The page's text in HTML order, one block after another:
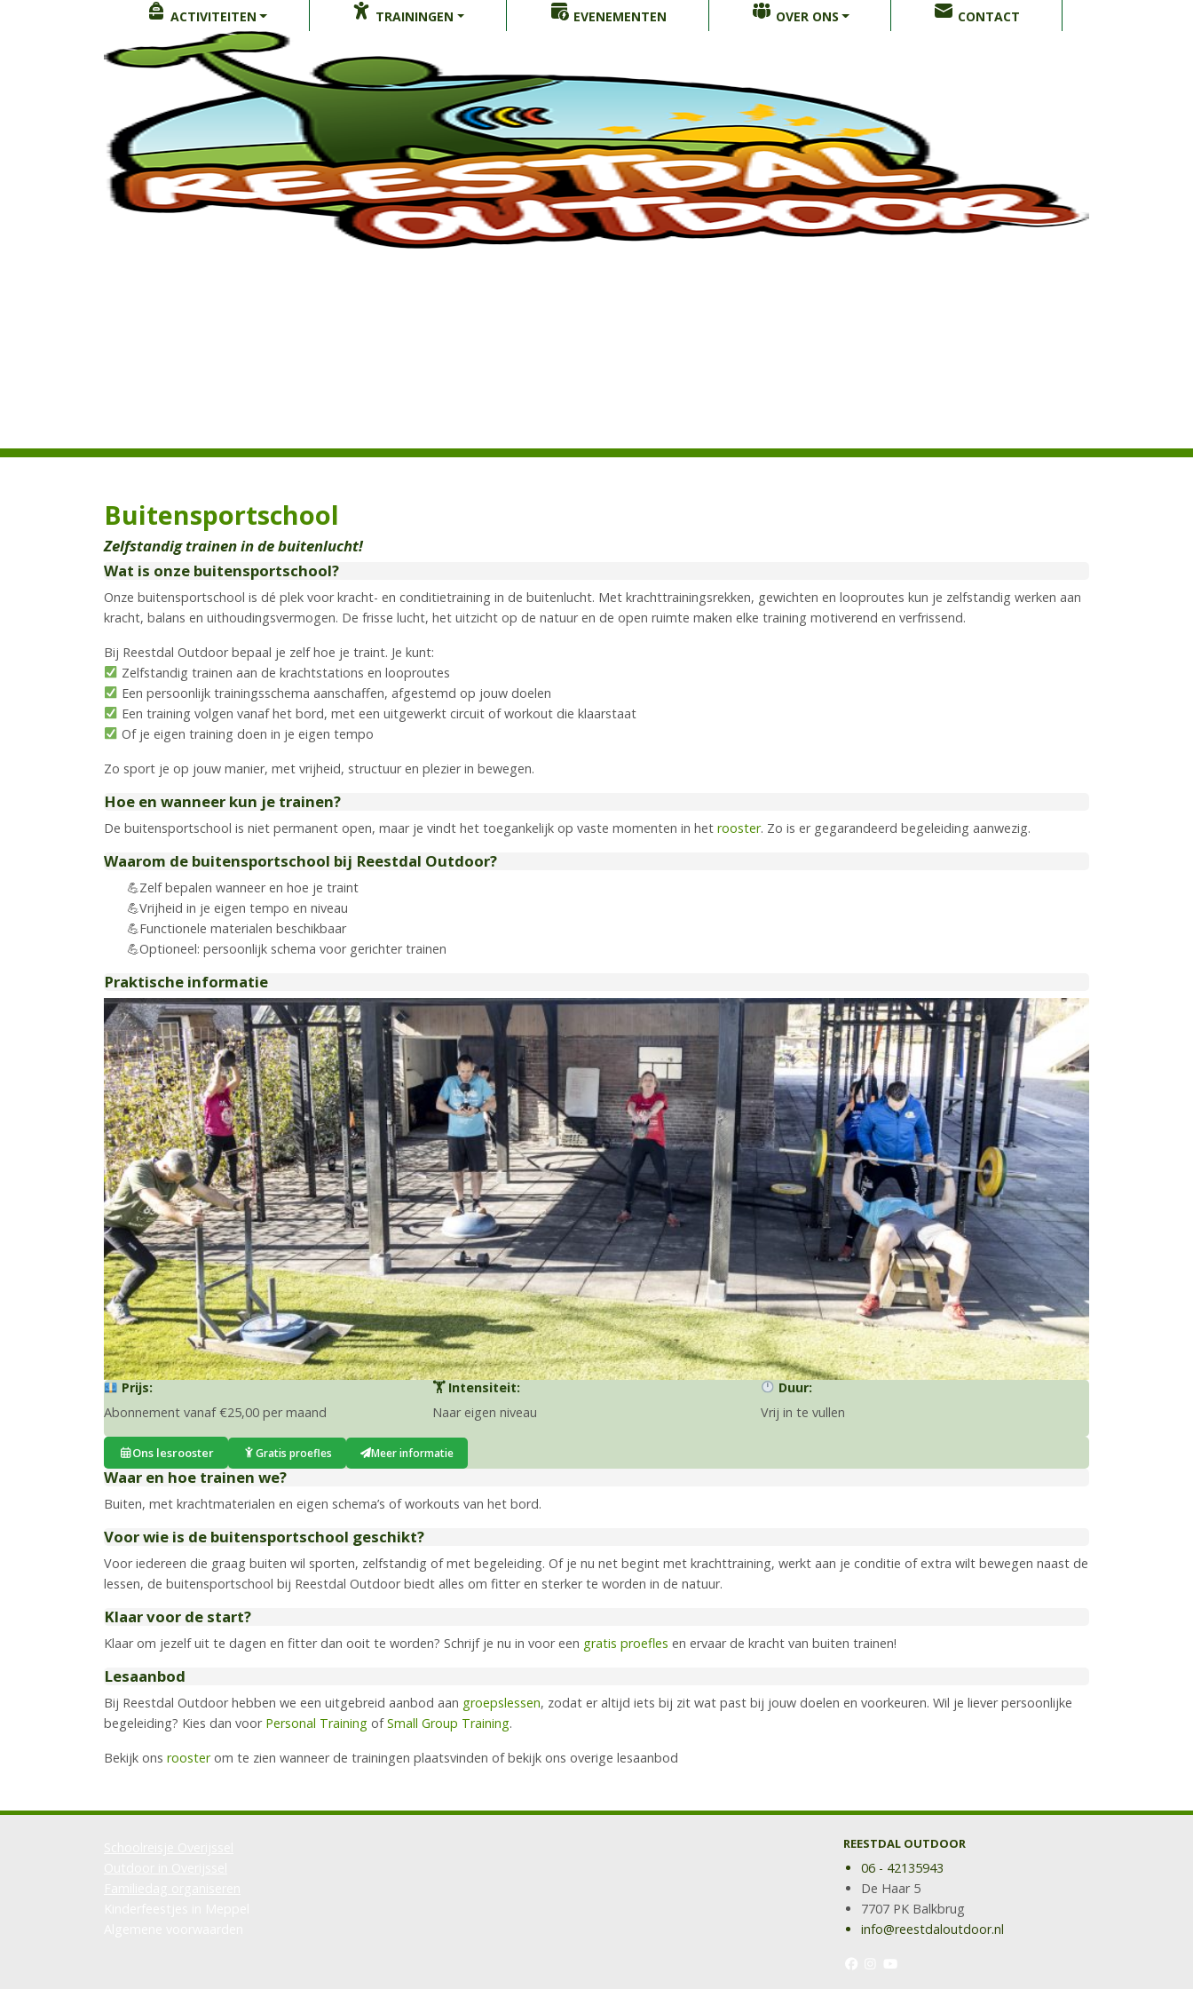
ACTIVITEITEN TRAININGEN EVENEMENTEN OVER ONS CONTACT
Buitensportschool
Zelfstandig trainen in de buitenlucht!
Wat is onze buitensportschool?
Onze buitensportschool is dé plek voor kracht- en conditietraining in de buitenlucht. Met krachttrainingsrekken, gewichten en looproutes kun je zelfstandig werken aan
kracht, balans en uithoudingsvermogen. De frisse lucht, het uitzicht op de natuur en de open ruimte maken elke training motiverend en verfrissend.
Bij Reestdal Outdoor bepaal je zelf hoe je traint. Je kunt:
Zelfstandig trainen aan de krachtstations en looproutes
Een persoonlijk trainingsschema aanschaffen, afgestemd op jouw doelen
Een training volgen vanaf het bord, met een uitgewerkt circuit of workout die klaarstaat
Of je eigen training doen in je eigen tempo
Zo sport je op jouw manier, met vrijheid, structuur en plezier in bewegen.
Hoe en wanneer kun je trainen?
De buitensportschool is niet permanent open, maar je vindt het toegankelijk op vaste momenten in het rooster. Zo is er gegarandeerd begeleiding aanwezig.
Waarom de buitensportschool bij Reestdal Outdoor?
Zelf bepalen wanneer en hoe je traint
Vrijheid in je eigen tempo en niveau
Functionele materialen beschikbaar
Optioneel: persoonlijk schema voor gerichter trainen
Praktische informatie
Prijs:
Abonnement vanaf €25,00 per maand
🏋️ Intensiteit:
Naar eigen niveau
Duur:
Vrij in te vullen
Ons lesrooster Gratis proefles Meer informatie
Waar en hoe trainen we?
Buiten, met krachtmaterialen en eigen schema’s of workouts van het bord.
Voor wie is de buitensportschool geschikt?
Voor iedereen die graag buiten wil sporten, zelfstandig of met begeleiding. Of je nu net begint met krachttraining, werkt aan je conditie of extra wilt bewegen naast de
lessen, de buitensportschool bij Reestdal Outdoor biedt alles om fitter en sterker te worden in de natuur.
Klaar voor de start?
Klaar om jezelf uit te dagen en fitter dan ooit te worden? Schrijf je nu in voor een gratis proefles en ervaar de kracht van buiten trainen!
Lesaanbod
Bij Reestdal Outdoor hebben we een uitgebreid aanbod aan groepslessen, zodat er altijd iets bij zit wat past bij jouw doelen en voorkeuren. Wil je liever persoonlijke
begeleiding? Kies dan voor Personal Training ofSmall Group Training.
Bekijk ons roosterom te zien wanneer de trainingen plaatsvinden of bekijk ons overige lesaanbod
REESTDAL OUTDOOR
06 - 42135943
De Haar 5
7707 PK Balkbrug
info@reestdaloutdoor.nl